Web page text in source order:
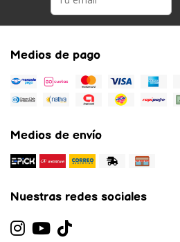
Medios de pago
Medios de envío
Nuestras redes sociales